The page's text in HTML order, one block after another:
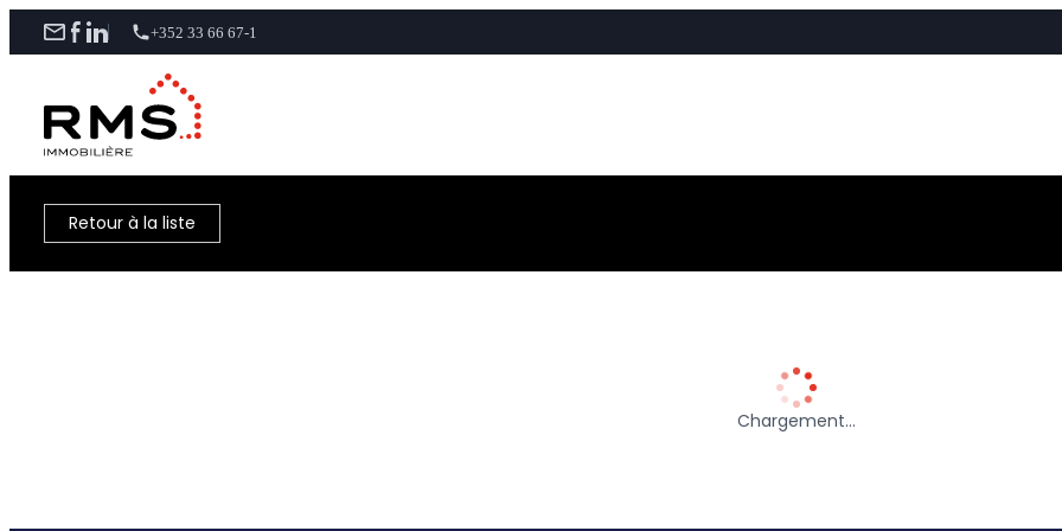
+352 33 66 67-1
Retour à la liste
Chargement…